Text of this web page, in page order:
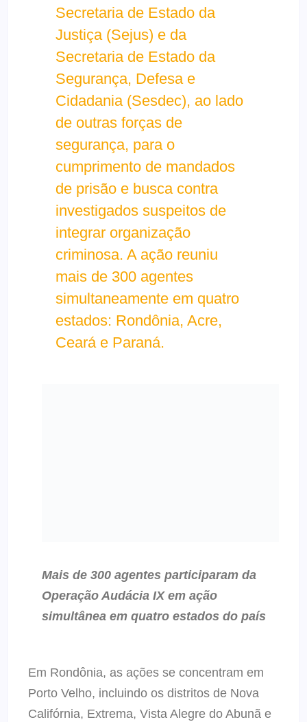
Secretaria de Estado da
Justiça (Sejus) e da
Secretaria de Estado da
Segurança, Defesa e
Cidadania (Sesdec), ao lado
de outras forças de
segurança, para o
cumprimento de mandados
de prisão e busca contra
investigados suspeitos de
integrar organização
criminosa. A ação reuniu
mais de 300 agentes
simultaneamente em quatro
estados: Rondônia, Acre,
Ceará e Paraná.
Mais de 300 agentes participaram da
Operação Audácia IX em ação
simultânea em quatro estados do país
Em Rondônia, as ações se concentram em
Porto Velho, incluindo os distritos de Nova
Califórnia, Extrema, Vista Alegre do Abunã e